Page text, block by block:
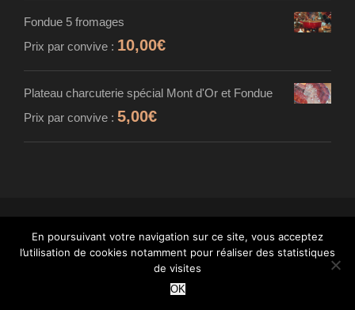
Fondue 5 fromages
Prix par convive : 10,00€
Plateau charcuterie spécial Mont d'Or et Fondue
Prix par convive : 5,00€
© MAISON CARDINET - FROMAGER AFFINEUR
- TOUS DROITS RÉSERVÉS - INTÉGRATION :
WANT
En poursuivant votre navigation sur ce site, vous acceptez
l’utilisation de cookies notamment pour réaliser des statistiques
de visites
OK